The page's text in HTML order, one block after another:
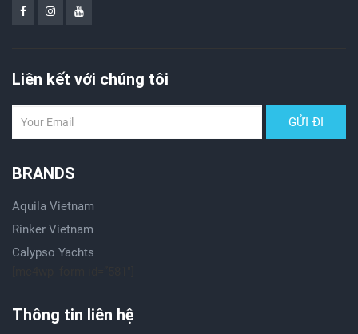
Liên kết với chúng tôi
BRANDS
Aquila Vietnam
Rinker Vietnam
Calypso Yachts
Thông tin liên hệ